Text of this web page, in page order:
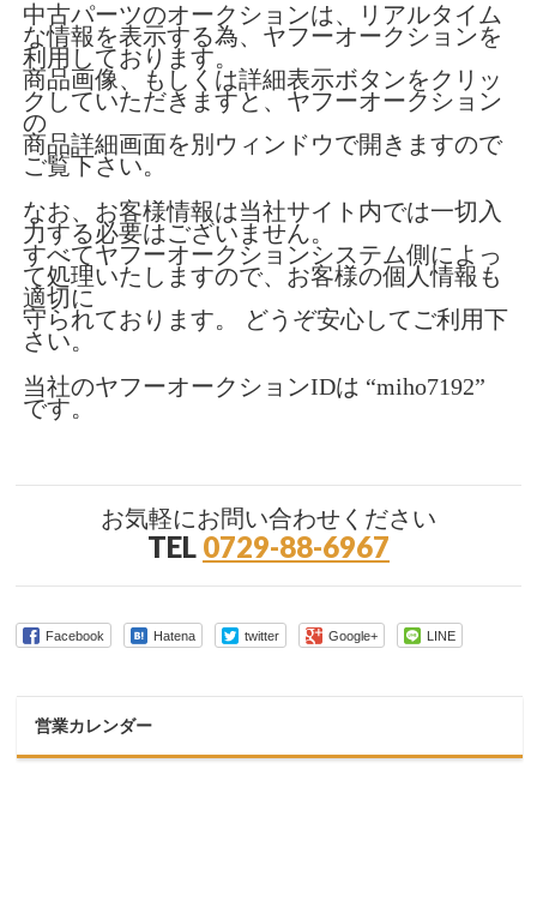
中古パーツのオークションは、リアルタイム
な情報を表示する為、ヤフーオークションを
利用しております。
商品画像、もしくは詳細表示ボタンをクリッ
クしていただきますと、ヤフーオークション
の
商品詳細画面を別ウィンドウで開きますので
ご覧下さい。
なお、お客様情報は当社サイト内では一切入
力する必要はございません。
すべてヤフーオークションシステム側によっ
て処理いたしますので、お客様の個人情報も
適切に
守られております。 どうぞ安心してご利用下
さい。
当社のヤフーオークションIDは “miho7192”
です。
お気軽にお問い合わせください
TEL 0729-88-6967
Facebook Hatena twitter Google+ LINE
営業カレンダー